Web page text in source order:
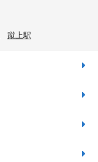
蹴上駅